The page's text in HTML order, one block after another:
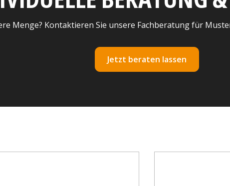
Menge? Kontaktieren Sie unsere Fachberatung für
Jetzt beraten lassen